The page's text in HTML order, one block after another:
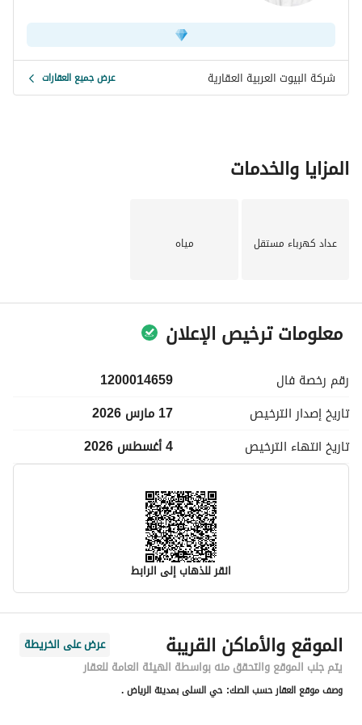
شركة البيوت العربية العقارية عرض جميع العقارات
المزايا والخدمات
عداد كهرباء مستقل مياه
معلومات ترخيص الإعلان
رقم رخصة فال
1200014659
تاريخ إصدار الترخيص
17 مارس 2026
تاريخ انتهاء الترخيص 4 أغسطس 2026
انقر للذهاب إلى الرابط
معلومات مسؤول الإعلان
اسم المسؤول
مبارك سلمى هجاد المطيري
رقم المسؤول
0551097997
الموقع والأماكن القريبة
عرض على الخريطة
يتم جلب الموقع والتحقق منه بواسطة الهيئة العامة للعقار
وصف موقع العقار حسب الصك: حي السلى بمدينة الرياض .